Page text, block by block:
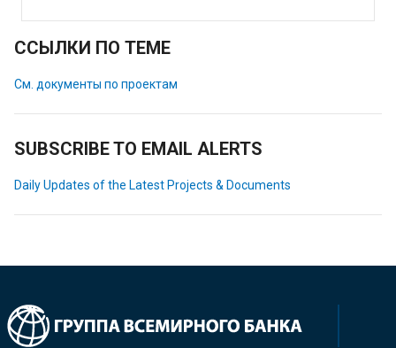
ССЫЛКИ ПО ТЕМЕ
См. документы по проектам
SUBSCRIBE TO EMAIL ALERTS
Daily Updates of the Latest Projects & Documents